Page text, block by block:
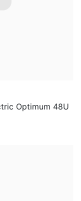
Optimum 48U